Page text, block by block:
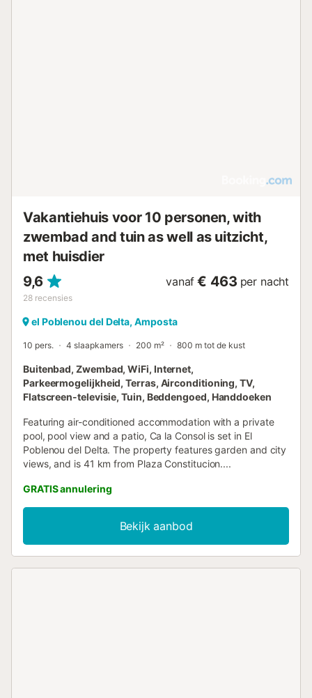
Vakantiehuis voor 10 personen, with
zwembad and tuin as well as uitzicht,
met huisdier
9,6
28 recensies
vanaf € 463 per nacht
el Poblenou del Delta, Amposta
10 pers. 4 slaapkamers 200 m² 800 m tot de kust
Buitenbad, Zwembad, WiFi, Internet,
Parkeermogelijkheid, Terras, Airconditioning, TV,
Flatscreen-televisie, Tuin, Beddengoed, Handdoeken
Featuring air-conditioned accommodation with a private
pool, pool view and a patio, Ca la Consol is set in El
Poblenou del Delta. The property features garden and city
views, and is 41 km from Plaza Constitucion....
GRATIS annulering
Bekijk aanbod